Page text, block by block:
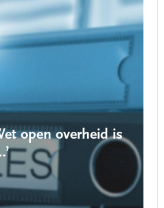
open overheid is